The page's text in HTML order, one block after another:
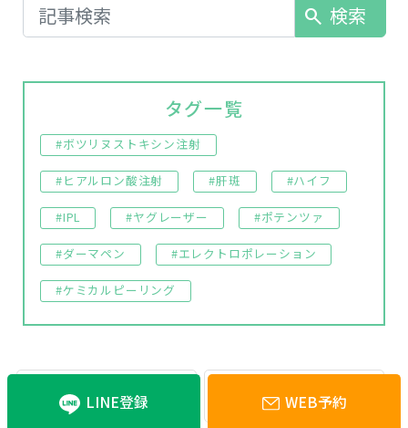
LINE登録 WEB予約
search 検索
タグ一覧
#ボツリヌストキシン注射
#ヒアルロン酸注射 #肝斑 #ハイフ
#IPL #ヤグレーザー #ポテンツァ
#ダーマペン #エレクトロポレーション
#ケミカルピーリング
ディープクレンジング 疲労回復